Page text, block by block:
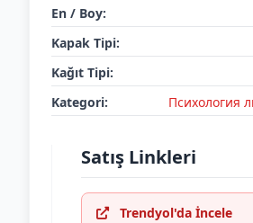
En / Boy:
Kapak Tipi:
Kağıt Tipi:
Kategori:
Психология
Satış Linkleri
Trendyol'da İncele